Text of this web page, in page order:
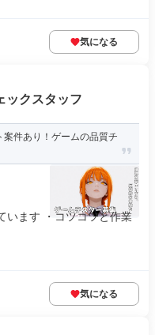
気になる
ックスタッフ
件あり！ゲームの品質チ
います ・コツコツと作業
気になる